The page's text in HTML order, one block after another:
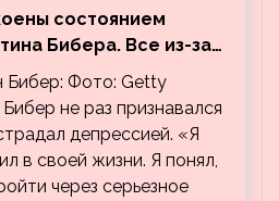
состоянием
Бибера. Все из-за
его успокаивает
Бибер: Фото: Getty
не раз признавался
депрессией. «Я
в своей жизни. Я понял,
через серьезное